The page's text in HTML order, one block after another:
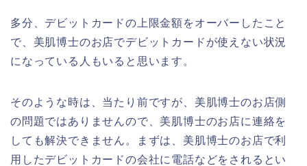
多分、デビットカードの上限金額をオーバーしたこと
で、美肌博士のお店でデビットカードが使えない状況
になっている人もいると思います。
そのような時は、当たり前ですが、美肌博士のお店側
の問題ではありませんので、美肌博士のお店に連絡を
しても解決できません。まずは、美肌博士のお店で利
用したデビットカードの会社に電話などをされるとい